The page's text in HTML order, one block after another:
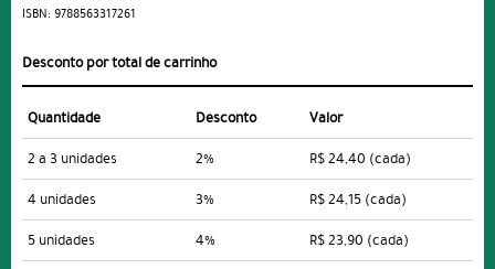
ISBN: 9788563317261
Desconto por total de carrinho
Quantidade Desconto
Valor
2 a 3 unidades
2% R$ 24,40 (cada)
4 unidades
3% R$ 24,15 (cada)
5 unidades
4% R$ 23,90 (cada)